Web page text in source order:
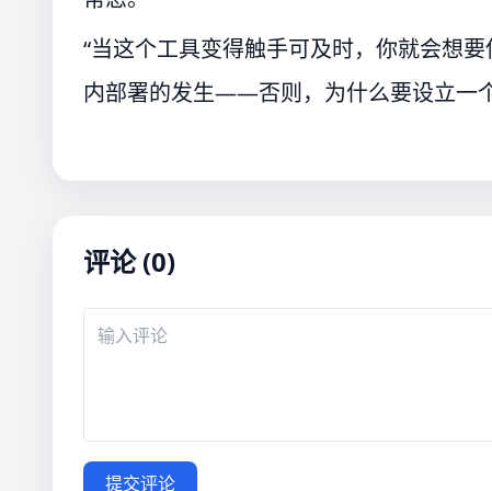
“当这个工具变得触手可及时，你就会想
内部署的发生——否则，为什么要设立一
评论 (0)
提交评论